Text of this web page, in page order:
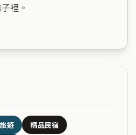
裡。
遊
精品民宿